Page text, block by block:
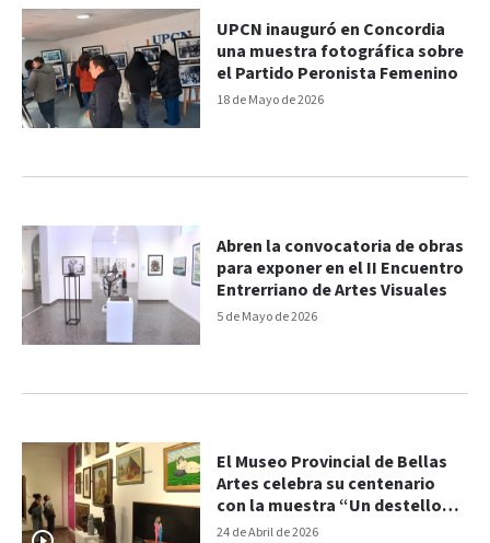
18 de Mayo de 2026
UPCN inauguró en Concordia
una muestra fotográfica sobre
el Partido Peronista Femenino
5 de Mayo de 2026
Abren la convocatoria de obras
para exponer en el II Encuentro
Entrerriano de Artes Visuales
24 de Abril de 2026
El Museo Provincial de Bellas
Artes celebra su centenario
con la muestra “Un destello
sostenido”